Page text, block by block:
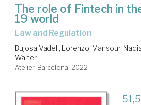
The role of Fintech in
19 world
Law and Regulation
Bujosa Vadell, Lorenzo; Mansour, Nadia
Walter
Atelier. Barcelona, 2022